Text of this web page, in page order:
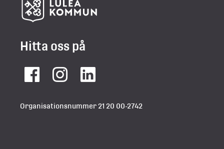
Hitta oss på
FacebookInstagramLinkedIn
Organisationsnummer 21 20 00-2742